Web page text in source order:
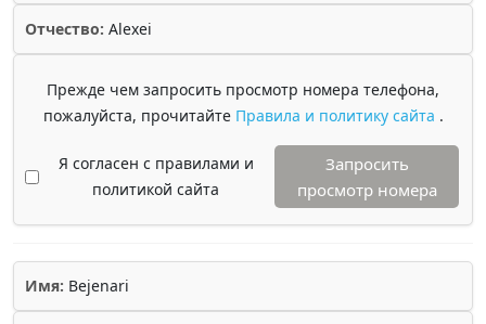
Отчество: Alexei
Прежде чем запросить просмотр номера телефона,
пожалуйста, прочитайте Правила и политику сайта .
Я согласен с правилами и
политикой сайта
Запросить
просмотр номера
Имя: Bejenari